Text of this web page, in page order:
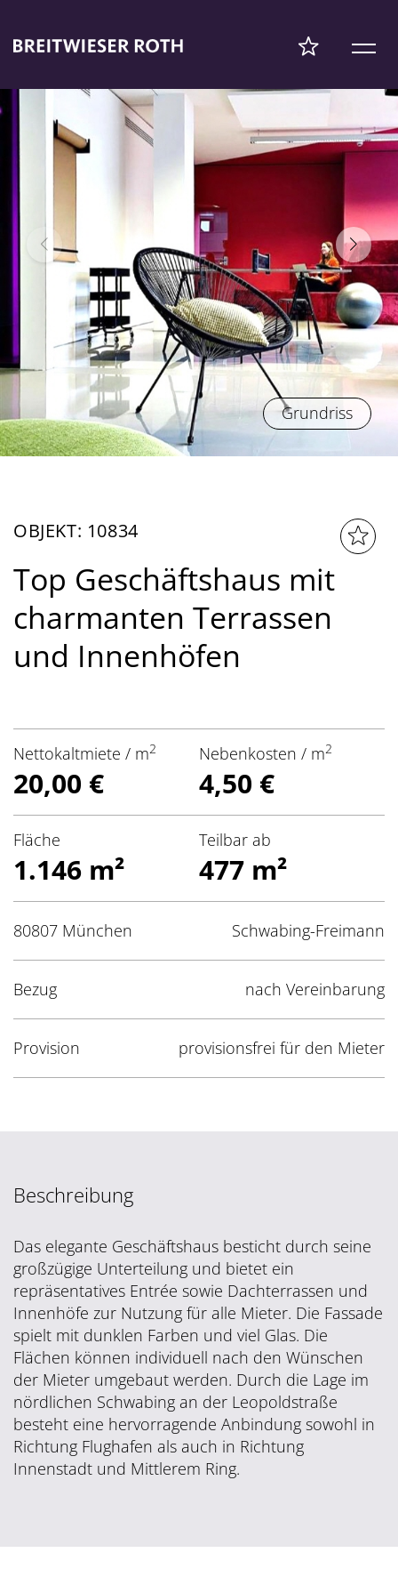
Grundriss
OBJEKT: 10834
Top Geschäftshaus mit
charmanten Terrassen
und Innenhöfen
Nettokaltmiete / m2
20,00 €
Nebenkosten / m2
4,50 €
Fläche
1.146 m²
Teilbar ab
477 m²
80807 München Schwabing-Freimann
Bezug nach Vereinbarung
Provision provisionsfrei für den Mieter
Beschreibung
Das elegante Geschäftshaus besticht durch seine
großzügige Unterteilung und bietet ein
repräsentatives Entrée sowie Dachterrassen und
Innenhöfe zur Nutzung für alle Mieter. Die Fassade
spielt mit dunklen Farben und viel Glas. Die
Flächen können individuell nach den Wünschen
der Mieter umgebaut werden. Durch die Lage im
nördlichen Schwabing an der Leopoldstraße
besteht eine hervorragende Anbindung sowohl in
Richtung Flughafen als auch in Richtung
Innenstadt und Mittlerem Ring.